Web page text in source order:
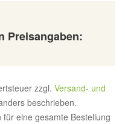
Preisangaben:
zzgl. Versand- und
beschrieben.
eine gesamte Bestellung